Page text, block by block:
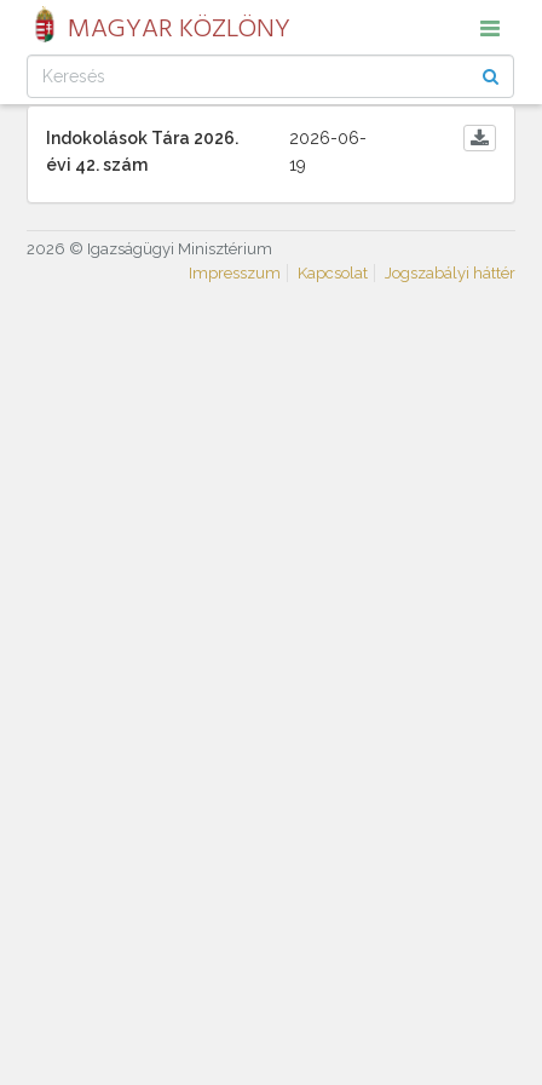
MAGYAR KÖZLÖNY
Indokolások Tára 2026.
évi 42. szám
2026-06-
19
2026 © Igazságügyi Minisztérium
Impresszum
Kapcsolat Jogszabályi háttér